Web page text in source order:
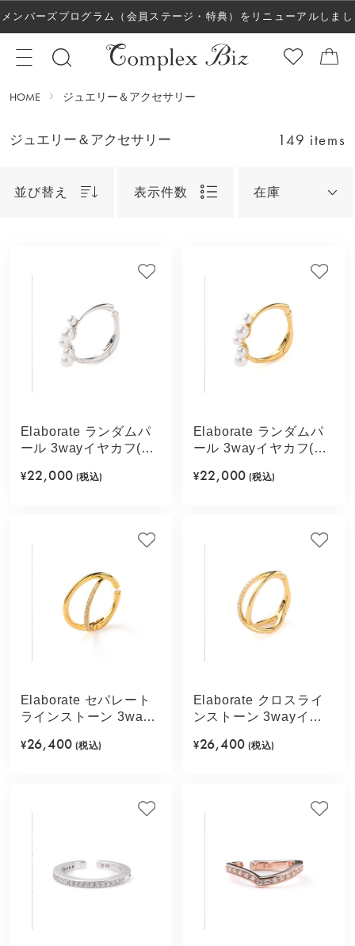
メンバーズプログラム（会員ステージ・特典）をリニューアルしまし
た！
HOME ジュエリー＆アクセサリー
ジュエリー＆アクセサリー 149 items
並び替え 表示件数 在庫
Elaborate ランダムパ
ール 3wayイヤカフ(シ
¥22,000 (税込)
Elaborate ランダムパ
ール 3wayイヤカフ(ゴ
¥22,000 (税込)
Elaborate セパレート
ラインストーン 3way
ー)
¥26,400 (税込)
Elaborate クロスライ
ンストーン 3wayイヤ
¥26,400 (税込)